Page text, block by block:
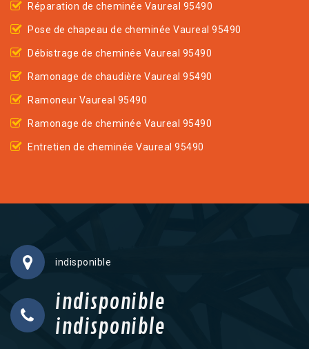
Réparation de cheminée Vaureal 95490
Pose de chapeau de cheminée Vaureal 95490
Débistrage de cheminée Vaureal 95490
Ramonage de chaudière Vaureal 95490
Ramoneur Vaureal 95490
Ramonage de cheminée Vaureal 95490
Entretien de cheminée Vaureal 95490
indisponible
indisponible
indisponible